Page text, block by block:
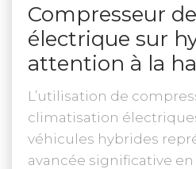
Compresseur
électrique sur
attention à la
L’utilisation de
climatisation
véhicules hybrides
avancée significative